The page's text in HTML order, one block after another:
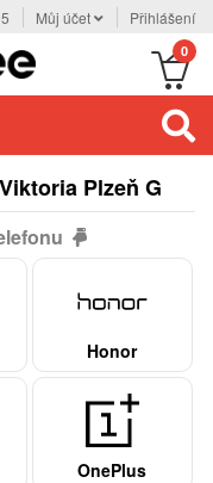
Můj účet Přihlášení
0
Plzeň G
Honor
OnePlus